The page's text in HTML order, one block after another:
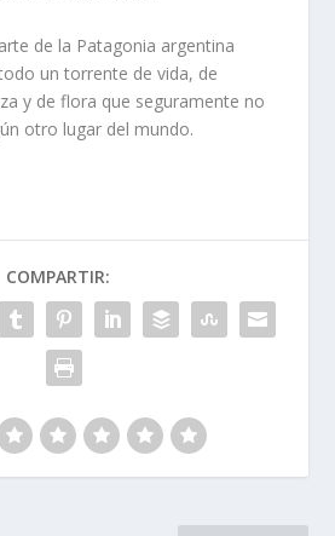
de la Patagonia argentina
un torrente de vida, de
y de flora que seguramente no
otro lugar del mundo.
COMPARTIR: